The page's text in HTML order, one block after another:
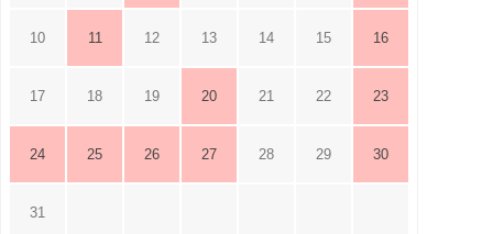
10 11 12 13 14 15 16
17 18 19 20 21 22 23
24 25 26 27 28 29 30
31